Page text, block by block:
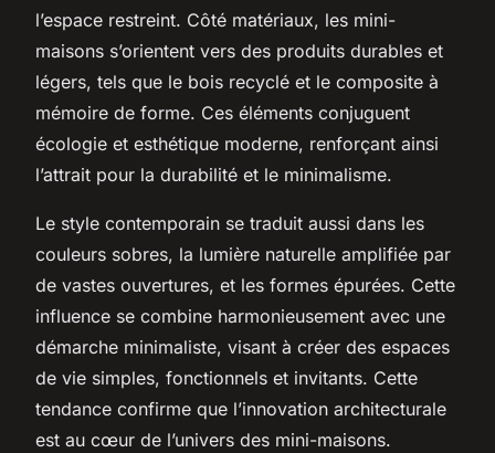
l’espace restreint. Côté matériaux, les mini-
maisons s’orientent vers des produits durables et
légers, tels que le bois recyclé et le composite à
mémoire de forme. Ces éléments conjuguent
écologie et esthétique moderne, renforçant ainsi
l’attrait pour la durabilité et le minimalisme.
Le style contemporain se traduit aussi dans les
couleurs sobres, la lumière naturelle amplifiée par
de vastes ouvertures, et les formes épurées. Cette
influence se combine harmonieusement avec une
démarche minimaliste, visant à créer des espaces
de vie simples, fonctionnels et invitants. Cette
tendance confirme que l’innovation architecturale
est au cœur de l’univers des mini-maisons.